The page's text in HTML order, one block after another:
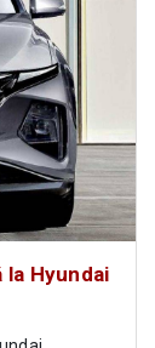
la Hyundai